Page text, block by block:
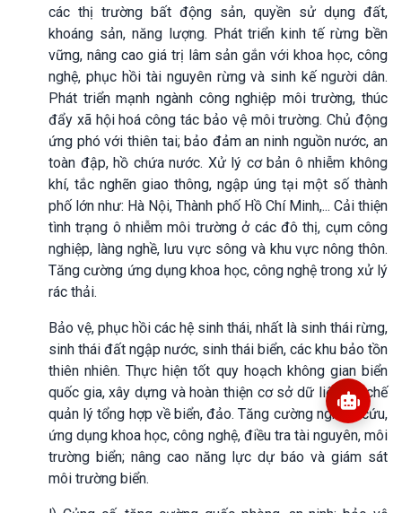
các thị trường bất động sản, quyền sử dụng đất,
khoáng sản, năng lượng. Phát triển kinh tế rừng bền
vững, nâng cao giá trị lâm sản gắn với khoa học, công
nghệ, phục hồi tài nguyên rừng và sinh kế người dân.
Phát triển mạnh ngành công nghiệp môi trường, thúc
đẩy xã hội hoá công tác bảo vệ môi trường. Chủ động
ứng phó với thiên tai; bảo đảm an ninh nguồn nước, an
toàn đập, hồ chứa nước. Xử lý cơ bản ô nhiễm không
khí, tắc nghẽn giao thông, ngập úng tại một số thành
phố lớn như: Hà Nội, Thành phố Hồ Chí Minh,... Cải thiện
tình trạng ô nhiễm môi trường ở các đô thị, cụm công
nghiệp, làng nghề, lưu vực sông và khu vực nông thôn.
Tăng cường ứng dụng khoa học, công nghệ trong xử lý
rác thải.
Bảo vệ, phục hồi các hệ sinh thái, nhất là sinh thái rừng,
sinh thái đất ngập nước, sinh thái biển, các khu bảo tồn
thiên nhiên. Thực hiện tốt quy hoạch không gian biển
quốc gia, xây dựng và hoàn thiện cơ sở dữ liệu, cơ chế
quản lý tổng hợp về biển, đảo. Tăng cường nghiên cứu,
ứng dụng khoa học, công nghệ, điều tra tài nguyên, môi
trường biển; nâng cao năng lực dự báo và giám sát
môi trường biển.